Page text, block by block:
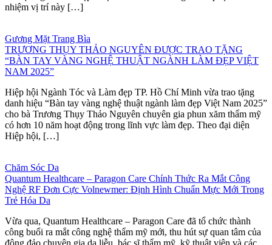
nhiệm vị trí này […]
Gương Mặt Trang Bìa
TRƯƠNG THỤY THẢO NGUYÊN ĐƯỢC TRAO TẶNG
“BÀN TAY VÀNG NGHỆ THUẬT NGÀNH LÀM ĐẸP VIỆT
NAM 2025”
Hiệp hội Ngành Tóc và Làm đẹp TP. Hồ Chí Minh vừa trao tặng
danh hiệu “Bàn tay vàng nghệ thuật ngành làm đẹp Việt Nam 2025”
cho bà Trương Thụy Thảo Nguyên chuyên gia phun xăm thẩm mỹ
có hơn 10 năm hoạt động trong lĩnh vực làm đẹp. Theo đại diện
Hiệp hội, […]
Chăm Sóc Da
Quantum Healthcare – Paragon Care Chính Thức Ra Mắt Công
Nghệ RF Đơn Cực Volnewmer: Định Hình Chuẩn Mực Mới Trong
Trẻ Hóa Da
Vừa qua, Quantum Healthcare – Paragon Care đã tổ chức thành
công buổi ra mắt công nghệ thẩm mỹ mới, thu hút sự quan tâm của
đông đảo chuyên gia da liễu, bác sĩ thẩm mỹ, kỹ thuật viên và các